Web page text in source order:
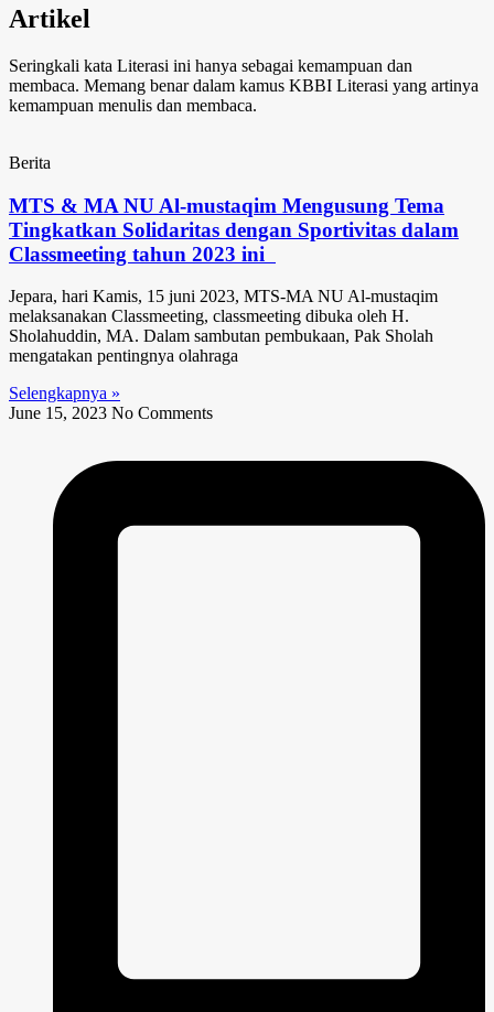
Artikel
Seringkali kata Literasi ini hanya sebagai kemampuan dan
membaca. Memang benar dalam kamus KBBI Literasi yang artinya
kemampuan menulis dan membaca.
Berita
MTS & MA NU Al-mustaqim Mengusung Tema
Tingkatkan Solidaritas dengan Sportivitas dalam
Classmeeting tahun 2023 ini
Jepara, hari Kamis, 15 juni 2023, MTS-MA NU Al-mustaqim
melaksanakan Classmeeting, classmeeting dibuka oleh H.
Sholahuddin, MA. Dalam sambutan pembukaan, Pak Sholah
mengatakan pentingnya olahraga
Selengkapnya »
June 15, 2023 No Comments